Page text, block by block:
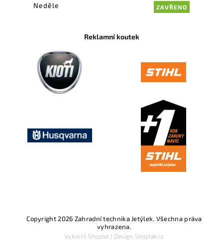
Neděle
ZAVŘENO
Reklamní koutek
Copyright 2026 Zahradní technika Jetýlek. Všechna práva
vyhrazena.
Vytvořil Shoptet| Design Shoptak.cz